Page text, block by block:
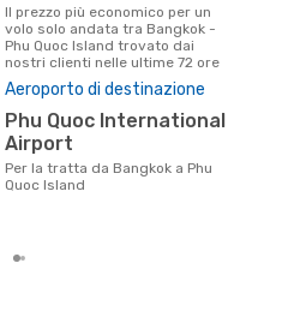
Il prezzo più economico per un
volo solo andata tra Bangkok -
Phu Quoc Island trovato dai
nostri clienti nelle ultime 72 ore
Aeroporto di destinazione
Phu Quoc International
Airport
Per la tratta da Bangkok a Phu
Quoc Island